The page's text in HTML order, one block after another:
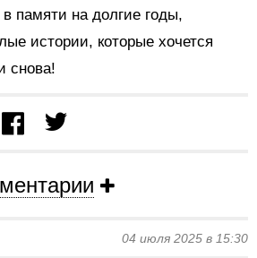
памяти на долгие годы,
истории, которые хочется
снова!
04 июля 2025 в 15:30